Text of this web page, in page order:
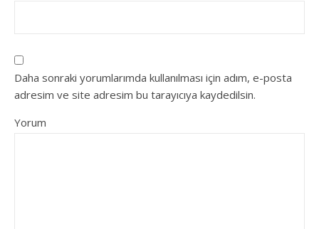
Daha sonraki yorumlarımda kullanılması için adım, e-posta
adresim ve site adresim bu tarayıcıya kaydedilsin.
Yorum